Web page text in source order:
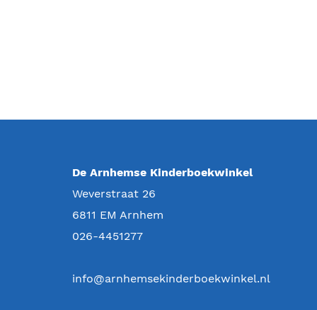
De Arnhemse Kinderboekwinkel
Weverstraat 26
6811 EM Arnhem
026-4451277
info@arnhemsekinderboekwinkel.nl